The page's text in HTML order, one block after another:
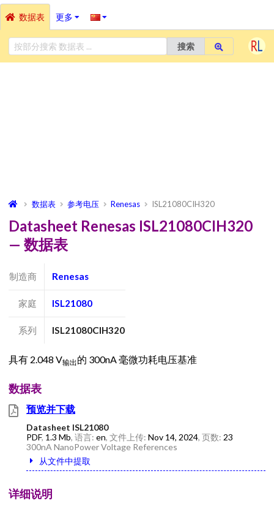
数据表 更多
搜索
数据表 参考电压 Renesas ISL21080CIH320
Datasheet Renesas ISL21080CIH320
— 数据表
制造商 Renesas
家庭 ISL21080
系列 ISL21080CIH320
具有 2.048 V输出的 300nA 毫微功耗电压基准
数据表
预览并下载
Datasheet ISL21080
PDF, 1.3 Mb, 语言: en, 文件上传: Nov 14, 2024, 页数: 23
300nA NanoPower Voltage References
从文件中提取
详细说明